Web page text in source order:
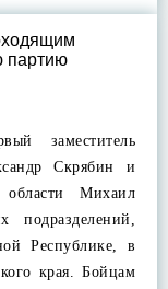
партию
заместитель
Скрябин и
области Михаил
подразделений,
Республике, в
края. Бойцам